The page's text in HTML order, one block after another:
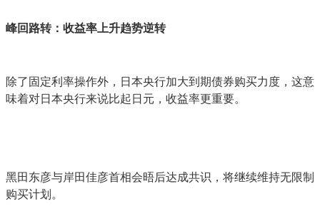
峰回路转：收益率上升趋势逆转
除了固定利率操作外，日本央行加大到期债券购买力度，这意
味着对日本央行来说比起日元，收益率更重要。
黑田东彦与岸田佳彦首相会晤后达成共识，将继续维持无限制
购买计划。